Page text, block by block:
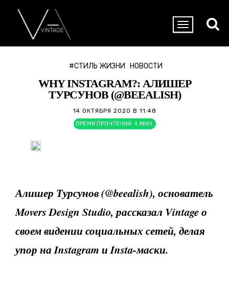
#СТИЛЬ ЖИЗНИ НОВОСТИ
WHY INSTAGRAM?: АЛИШЕР
ТУРСУНОВ (@BEEALISH)
14 ОКТЯБРЯ 2020 В 11:48
ВРЕМЯ ПРОЧТЕНИЯ: 4 МИН.
Алишер Турсунов (@beealish), основатель
Movers Design Studio, рассказал Vintage о
своем видении социальных сетей, делая
упор на Instagram и Insta-маски.